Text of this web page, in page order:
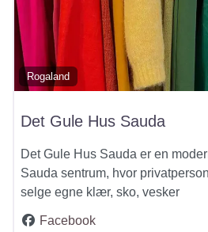
Rogaland
Det Gule Hus Sauda
Det Gule Hus Sauda er en
Sauda sentrum, hvor
selge egne klær, sko, vesker
Facebook